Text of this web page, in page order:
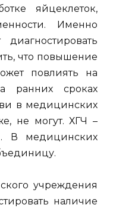
яйцеклеток,
Именно
что повышение
повлиять на
ранних сроках
в медицинских
не могут. ХГЧ –
В медицинских
учреждения
наличие